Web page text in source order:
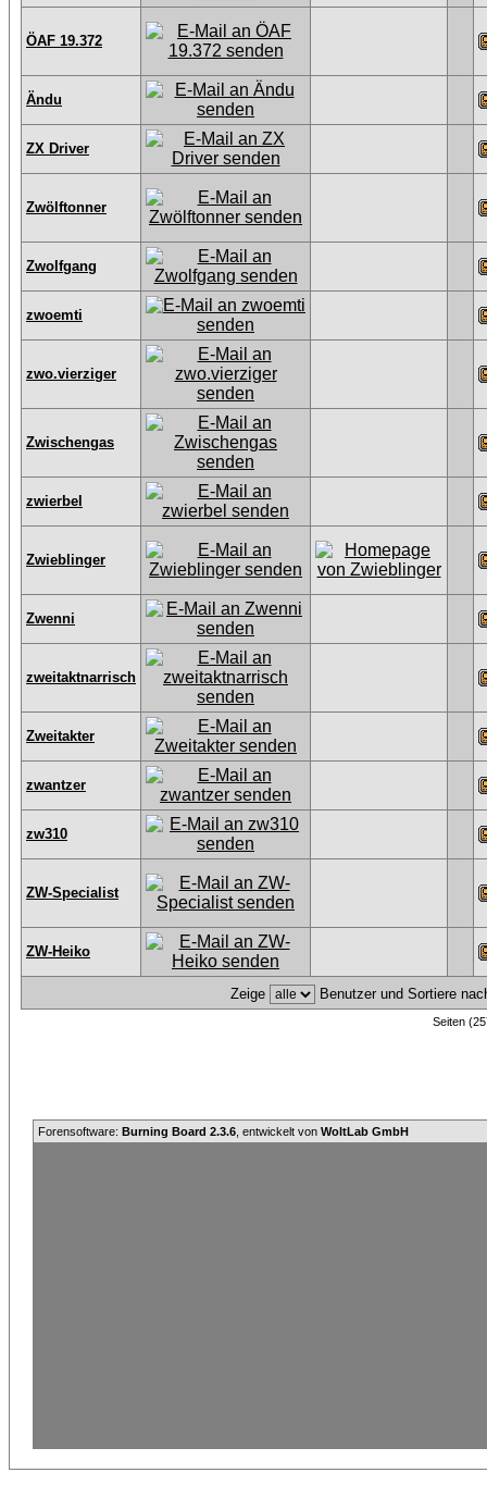
ÖAF 19.372
Ändu
ZX Driver
Zwölftonner
Zwolfgang
zwoemti
zwo.vierziger
Zwischengas
zwierbel
Zwieblinger
Zwenni
zweitaktnarrisch
Zweitakter
zwantzer
zw310
ZW-Specialist
ZW-Heiko
Zeige Benutzer und Sortiere
Seiten
Forensoftware: Burning Board 2.3.6 , entwickelt von WoltLab GmbH